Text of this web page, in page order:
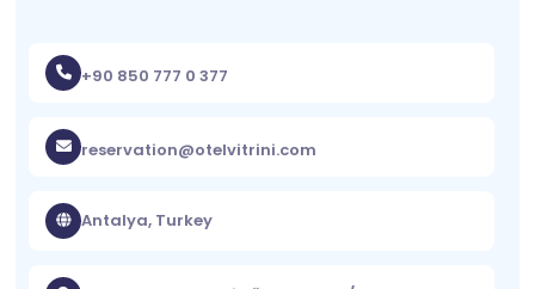
+90 850 777 0 377
reservation@otelvitrini.com
Antalya, Turkey